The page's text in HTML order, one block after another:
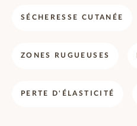
SÉCHERESSE CUTANÉE
ZONES RUGUEUSES
PERTE D'ÉLASTICITÉ